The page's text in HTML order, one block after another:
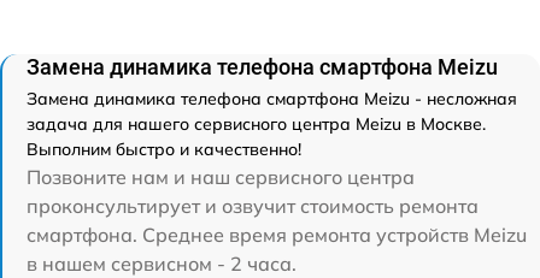
Замена динамика телефона смартфона Meizu
Замена динамика телефона смартфона Meizu - несложная
задача для нашего сервисного центра Meizu в Москве.
Выполним быстро и качественно!
Позвоните нам и наш сервисного центра
проконсультирует и озвучит стоимость ремонта
смартфона. Среднее время ремонта устройств Meizu
в нашем сервисном - 2 часа.